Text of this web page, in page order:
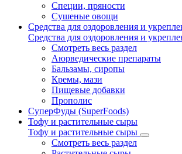
Специи, пряности
Сушеные овощи
Средства для оздоровления и
Средства для оздоровления и
Смотреть весь раздел
Аюрведические препараты
Бальзамы, сиропы
Кремы, мази
Пищевые добавки
Прополис
СуперФуды (SuperFoods)
Тофу и растительные сыры
Тофу и растительные сыры
Смотреть весь раздел